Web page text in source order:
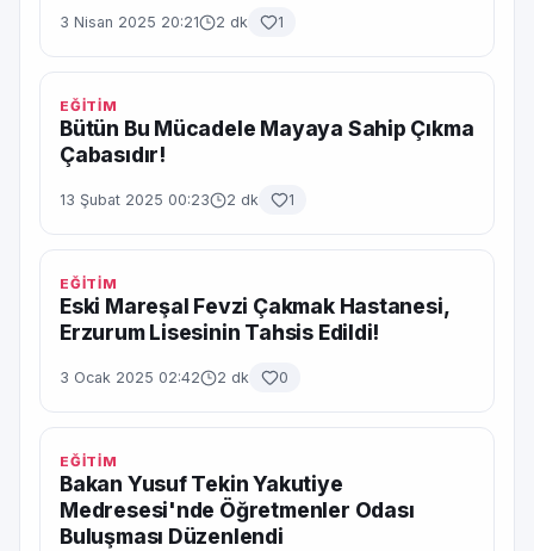
3 Nisan 2025 20:21 2 dk 1
EĞİTİM
Bütün Bu Mücadele Mayaya Sahip Çıkma
Çabasıdır!
13 Şubat 2025 00:23 2 dk 1
EĞİTİM
Eski Mareşal Fevzi Çakmak Hastanesi,
Erzurum Lisesinin Tahsis Edildi!
3 Ocak 2025 02:42 2 dk 0
EĞİTİM
Bakan Yusuf Tekin Yakutiye
Medresesi'nde Öğretmenler Odası
Buluşması Düzenlendi